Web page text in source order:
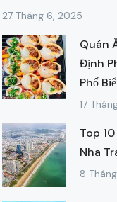
27 Tháng 6, 2025
Quán
Định
Phố
17
Top
Nha
8